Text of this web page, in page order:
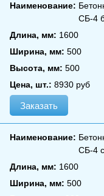
Наименование:
СБ‑4
Длина, мм: 1600
Ширина, мм: 500
Высота, мм: 500
Цена, шт.: 8930 руб
Заказать
Наименование:
СБ‑4
Длина, мм: 1600
Ширина, мм: 500